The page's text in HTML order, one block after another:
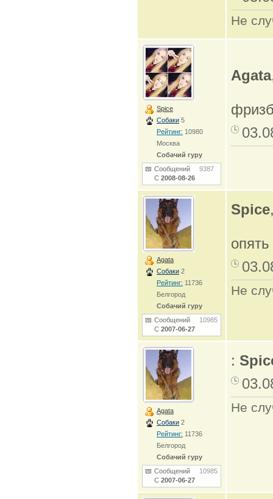
Не
Spice
Собаки 5
Рейтинг: 10980
Москва
Собачий гуру
Сообщений 9387
С 2008-08-26
Agata
Agata
Собаки 2
Рейтинг: 11736
Белгород
Собачий гуру
Сообщений 10985
С 2007-06-27
Spice
Не
Agata
Собаки 2
Рейтинг: 11736
Белгород
Собачий гуру
Сообщений 10985
С 2007-06-27
:
Не